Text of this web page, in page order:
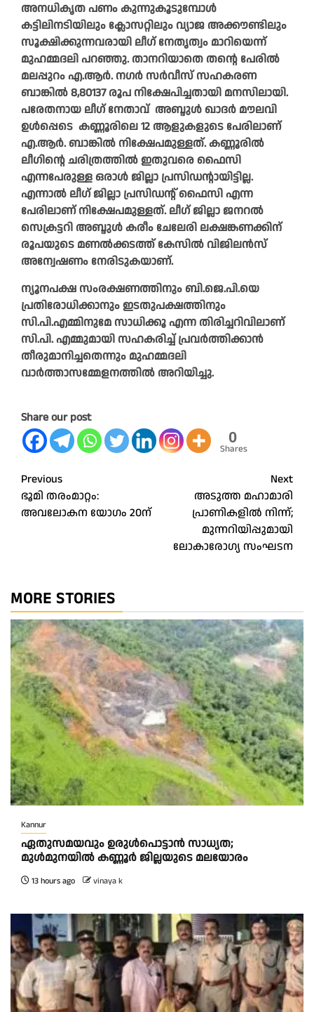
അനധികൃത പണം കുന്നുകൂടുമ്പോള്‍
കട്ടിലിനടിയിലും ക്ലോസറ്റിലും വ്യാജ അക്കൗണ്ടിലും
സൂക്ഷിക്കുന്നവരായി ലീഗ് നേതൃത്വം മാറിയെന്ന്
മുഹമ്മദലി പറഞ്ഞു. താനറിയാതെ തന്റെ പേരില്‍
മലപ്പുറം എ.ആര്‍. നഗര്‍ സര്‍വീസ് സഹകരണ
ബാങ്കില്‍ 8,80137 രൂപ നിക്ഷേപിച്ചതായി മനസിലായി.
പരേതനായ ലീഗ് നേതാവ് അബ്ദുള്‍ ഖാദര്‍ മൗലവി
ഉള്‍പ്പെടെ കണ്ണൂരിലെ 12 ആളുകളുടെ പേരിലാണ്
എ.ആര്‍. ബാങ്കില്‍ നിക്ഷേപമുള്ളത്. കണ്ണൂരില്‍
ലീഗിന്റെ ചരിത്രത്തില്‍ ഇതുവരെ ഫൈസി
എന്നപേരുള്ള ഒരാള്‍ ജില്ലാ പ്രസിഡന്റായിട്ടില്ല.
എന്നാല്‍ ലീഗ് ജില്ലാ പ്രസിഡന്റ് ഫൈസി എന്ന
പേരിലാണ് നിക്ഷേപമുള്ളത്. ലീഗ് ജില്ലാ ജനറല്‍
സെക്രട്ടറി അബ്ദുള്‍ കരീം ചേലേരി ലക്ഷങ്കണക്കിന്
രൂപയുടെ മണല്‍ക്കടത്ത് കേസില്‍ വിജിലന്‍സ്
അന്വേഷണം നേരിടുകയാണ്.
ന്യൂനപക്ഷ സംരക്ഷണത്തിനും ബി.ജെ.പി.യെ
പ്രതിരോധിക്കാനും ഇടതുപക്ഷത്തിനും
സി.പി.എമ്മിനുമേ സാധിക്കൂ എന്ന തിരിച്ചറിവിലാണ്
സി.പി. എമ്മുമായി സഹകരിച്ച് പ്രവര്‍ത്തിക്കാന്‍
തീരുമാനിച്ചതെന്നും മുഹമ്മദലി
വാര്‍ത്താസമ്മേളനത്തില്‍ അറിയിച്ചു.
Share our post
0
Shares
Post
navigation
Previous
ഭൂമി തരംമാറ്റം:
അവലോകന യോഗം 20ന്
Next
അടുത്ത മഹാമാരി
പ്രാണികളില്‍ നിന്ന്;
മുന്നറിയിപ്പുമായി
ലോകാരോഗ്യ സംഘടന
MORE STORIES
Kannur
ഏതുസമയവും ഉരുൾപൊട്ടാൻ സാധ്യത;
മുൾമുനയിൽ കണ്ണൂർ ജില്ലയുടെ മലയോരം
13 hours ago vinaya k